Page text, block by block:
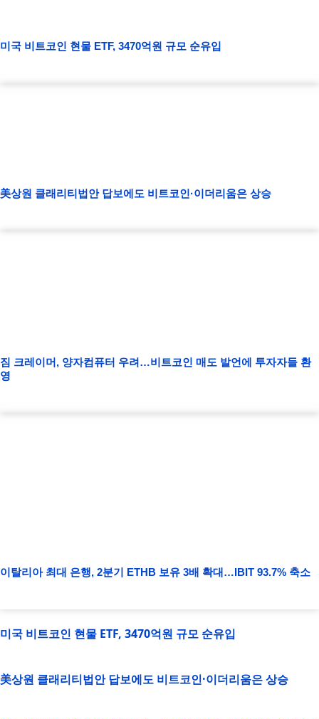
미국 비트코인 현물 ETF, 3470억원 규모 순유입
美상원 클래리티법안 답보에도 비트코인·이더리움은 상승
짐 크레이머, 양자컴퓨터 우려…비트코인 매도 발언에 투자자들 환
영
이탈리아 최대 은행, 2분기 ETHB 보유 3배 확대…IBIT 93.7% 축소
미국 비트코인 현물 ETF, 3470억원 규모 순유입
美상원 클래리티법안 답보에도 비트코인·이더리움은 상승